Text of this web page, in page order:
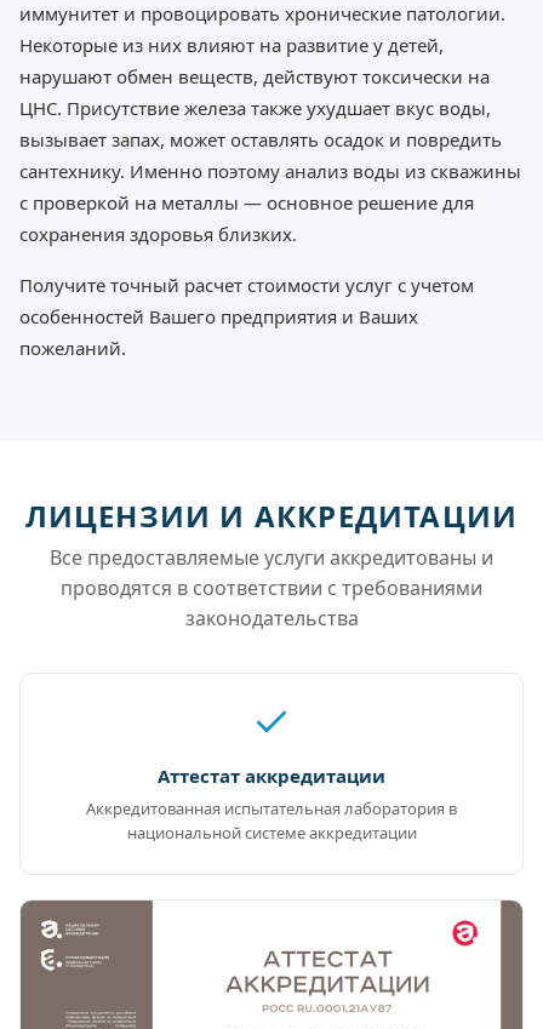
иммунитет и провоцировать хронические патологии.
Некоторые из них влияют на развитие у детей,
нарушают обмен веществ, действуют токсически на
ЦНС. Присутствие железа также ухудшает вкус воды,
вызывает запах, может оставлять осадок и повредить
сантехнику. Именно поэтому анализ воды из скважины
с проверкой на металлы — основное решение для
сохранения здоровья близких.
Получите точный расчет стоимости услуг с учетом
особенностей Вашего предприятия и Ваших
пожеланий.
ЛИЦЕНЗИИ И АККРЕДИТАЦИИ
Все предоставляемые услуги аккредитованы и
проводятся в соответствии с требованиями
законодательства
Аттестат аккредитации
Аккредитованная испытательная лаборатория в
национальной системе аккредитации